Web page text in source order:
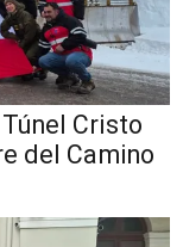
Cristo
del Camino